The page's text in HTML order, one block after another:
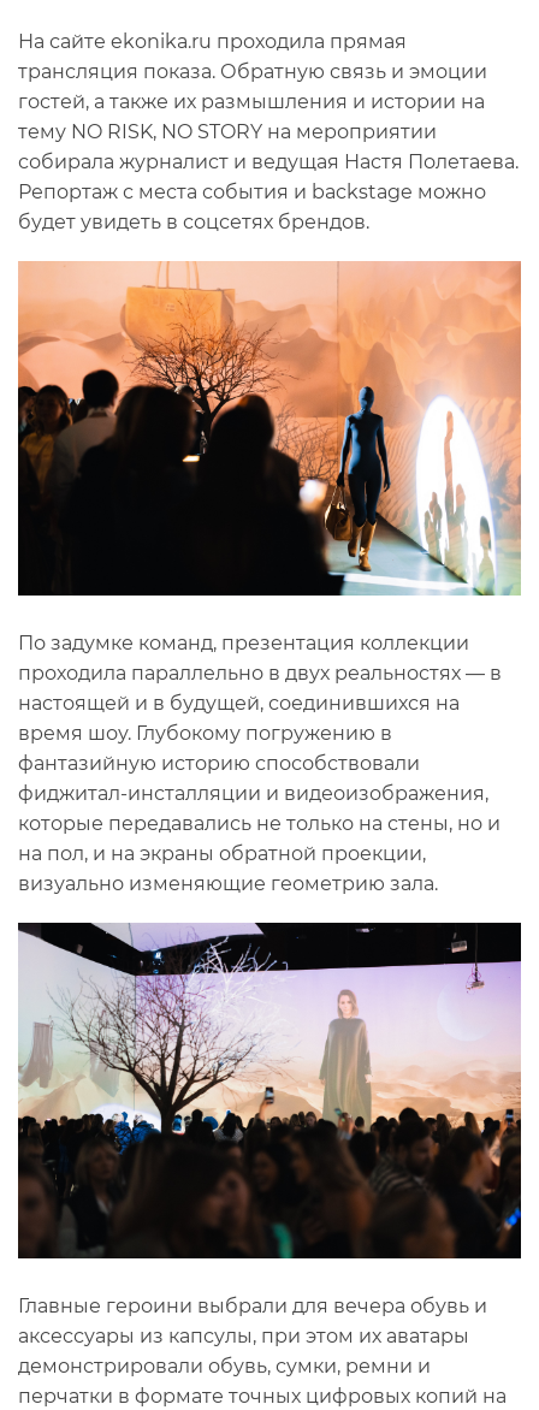
На сайте ekonika.ru проходила прямая
трансляция показа. Обратную связь и эмоции
гостей, а также их размышления и истории на
тему NO RISK, NO STORY на мероприятии
собирала журналист и ведущая Настя Полетаева.
Репортаж с места события и backstage можно
будет увидеть в соцсетях брендов.
По задумке команд, презентация коллекции
проходила параллельно в двух реальностях — в
настоящей и в будущей, соединившихся на
время шоу. Глубокому погружению в
фантазийную историю способствовали
фиджитал-инсталляции и видеоизображения,
которые передавались не только на стены, но и
на пол, и на экраны обратной проекции,
визуально изменяющие геометрию зала.
Главные героини выбрали для вечера обувь и
аксессуары из капсулы, при этом их аватары
демонстрировали обувь, сумки, ремни и
перчатки в формате точных цифровых копий на